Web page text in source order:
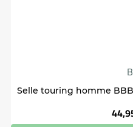
Selle touring homme
Prix